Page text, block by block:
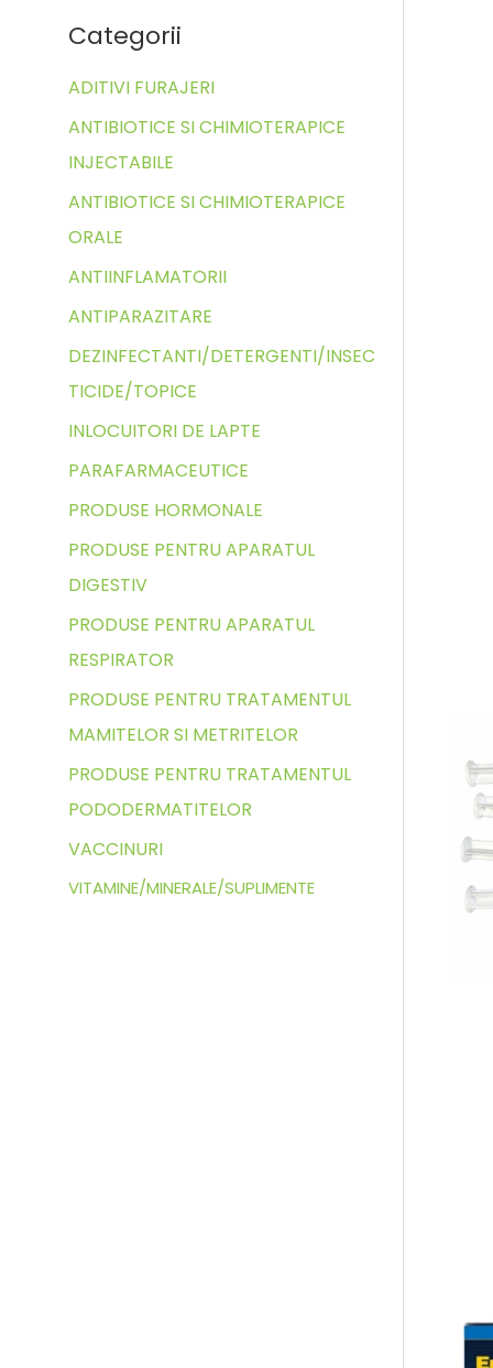
Categorii
ADITIVI FURAJERI
ANTIBIOTICE SI CHIMIOTERAPICE
INJECTABILE
ANTIBIOTICE SI CHIMIOTERAPICE
ORALE
ANTIINFLAMATORII
ANTIPARAZITARE
DEZINFECTANTI/DETERGENTI/INSEC
TICIDE/TOPICE
INLOCUITORI DE LAPTE
PARAFARMACEUTICE
PRODUSE HORMONALE
PRODUSE PENTRU APARATUL
DIGESTIV
PRODUSE PENTRU APARATUL
RESPIRATOR
PRODUSE PENTRU TRATAMENTUL
MAMITELOR SI METRITELOR
PRODUSE PENTRU TRATAMENTUL
PODODERMATITELOR
VACCINURI
VITAMINE/MINERALE/SUPLIMENTE